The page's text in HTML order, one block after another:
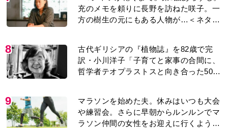
充のメモを頼りに長野を訪ねた咲子。一
方の樹生の元にもある人物が…＜ネタバ
8
古代ギリシアの『植物誌』を82歳で完
訳・小川洋子「子育てと家事の合間に、
哲学者テオプラストスと向き合った50
9
マラソンを始めた夫。休みはいつも大会
や練習会。さらに早朝からルンルンでマ
ラソン仲間の女性をお迎えに行くように